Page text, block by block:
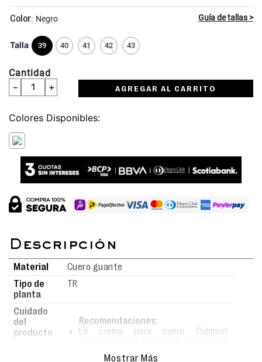
Talla 39 40 41 42 43
: Negro
Cantidad
＋
－ AGREGAR AL CARRITO
Colores
Material
Cuero guante
Tipo de
planta
TR
Cuidado
del
producto
Recomendaciones:
La crema para cuero Calimod,
Liso, Cuero Guante, Cuero Badana,
Mostrar Más